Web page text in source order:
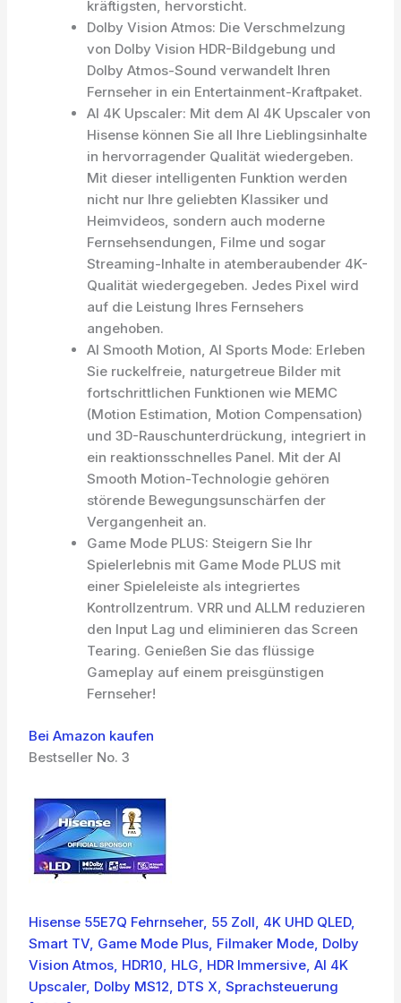
kräftigsten, hervorsticht.
Dolby Vision Atmos: Die Verschmelzung
von Dolby Vision HDR-Bildgebung und
Dolby Atmos-Sound verwandelt Ihren
Fernseher in ein Entertainment-Kraftpaket.
AI 4K Upscaler: Mit dem Al 4K Upscaler von
Hisense können Sie all Ihre Lieblingsinhalte
in hervorragender Qualität wiedergeben.
Mit dieser intelligenten Funktion werden
nicht nur Ihre geliebten Klassiker und
Heimvideos, sondern auch moderne
Fernsehsendungen, Filme und sogar
Streaming-Inhalte in atemberaubender 4K-
Qualität wiedergegeben. Jedes Pixel wird
auf die Leistung Ihres Fernsehers
angehoben.
AI Smooth Motion, AI Sports Mode: Erleben
Sie ruckelfreie, naturgetreue Bilder mit
fortschrittlichen Funktionen wie MEMC
(Motion Estimation, Motion Compensation)
und 3D-Rauschunterdrückung, integriert in
ein reaktionsschnelles Panel. Mit der AI
Smooth Motion-Technologie gehören
störende Bewegungsunschärfen der
Vergangenheit an.
Game Mode PLUS: Steigern Sie Ihr
Spielerlebnis mit Game Mode PLUS mit
einer Spieleleiste als integriertes
Kontrollzentrum. VRR und ALLM reduzieren
den Input Lag und eliminieren das Screen
Tearing. Genießen Sie das flüssige
Gameplay auf einem preisgünstigen
Fernseher!
Bei Amazon kaufen
Bestseller No. 3
Hisense 55E7Q Fehrnseher, 55 Zoll, 4K UHD QLED,
Smart TV, Game Mode Plus, Filmaker Mode, Dolby
Vision Atmos, HDR10, HLG, HDR Immersive, AI 4K
Upscaler, Dolby MS12, DTS X, Sprachsteuerung